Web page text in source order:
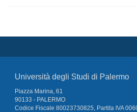
Università degli Studi di Palermo
Piazza Marina, 61
90133 - PALERMO
Codice Fiscale 80023730825, Partita IVA